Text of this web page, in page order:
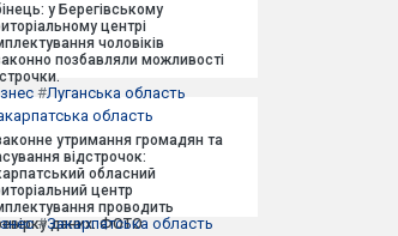
у Берегівському
центрі
чоловіків
позбавляли можливості
#Луганська область
область
утримання громадян та
відстрочок:
обласний
центр
проводить
даних. ФОТО
#Закарпатська область